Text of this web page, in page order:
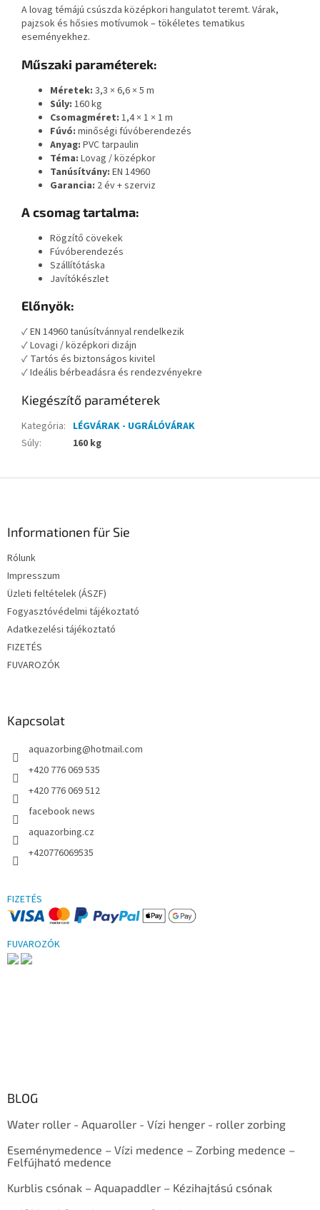
A lovag témájú csúszda középkori hangulatot teremt. Várak,
pajzsok és hősies motívumok – tökéletes tematikus
eseményekhez.
Műszaki paraméterek:
Méretek: 3,3 × 6,6 × 5 m
Súly: 160 kg
Csomagméret: 1,4 × 1 × 1 m
Fúvó: minőségi fúvóberendezés
Anyag: PVC tarpaulin
Téma: Lovag / középkor
Tanúsítvány: EN 14960
Garancia: 2 év + szerviz
A csomag tartalma:
Rögzítő cövekek
Fúvóberendezés
Szállítótáska
Javítókészlet
Előnyök:
✓ EN 14960 tanúsítvánnyal rendelkezik
✓ Lovagi / középkori dizájn
✓ Tartós és biztonságos kivitel
✓ Ideális bérbeadásra és rendezvényekre
Kiegészítő paraméterek
Kategória: LÉGVÁRAK - UGRÁLÓVÁRAK
Súly: 160 kg
Informationen für Sie
Rólunk
Impresszum
Üzleti feltételek (ÁSZF)
Fogyasztóvédelmi tájékoztató
Adatkezelési tájékoztató
FIZETÉS
FUVAROZÓK
Kapcsolat
aquazorbing@hotmail.com
+420 776 069 535
+420 776 069 512
facebook news
aquazorbing.cz
+420776069535
FIZETÉS
FUVAROZÓK
BLOG
Water roller - Aquaroller - Vízi henger - roller zorbing
Eseménymedence – Vízi medence – Zorbing medence –
Felfújható medence
Kurblis csónak – Aquapaddler – Kézihajtású csónak